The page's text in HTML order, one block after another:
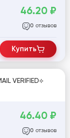
46.20 ₽
0 отзывов
Купить
VERIFIED⟡
46.40 ₽
0 отзывов